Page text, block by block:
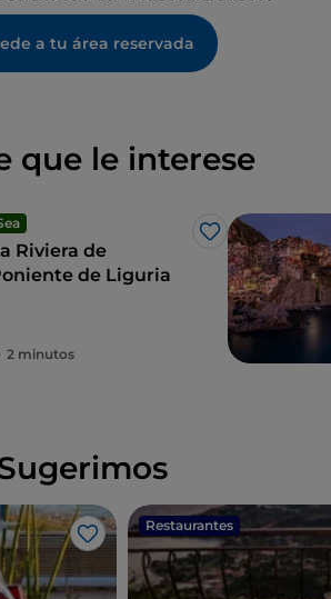
a tu área reservada
que le interese
Me gusta
Riviera de
de Liguria
2 minutos
Me gusta
Restaurantes